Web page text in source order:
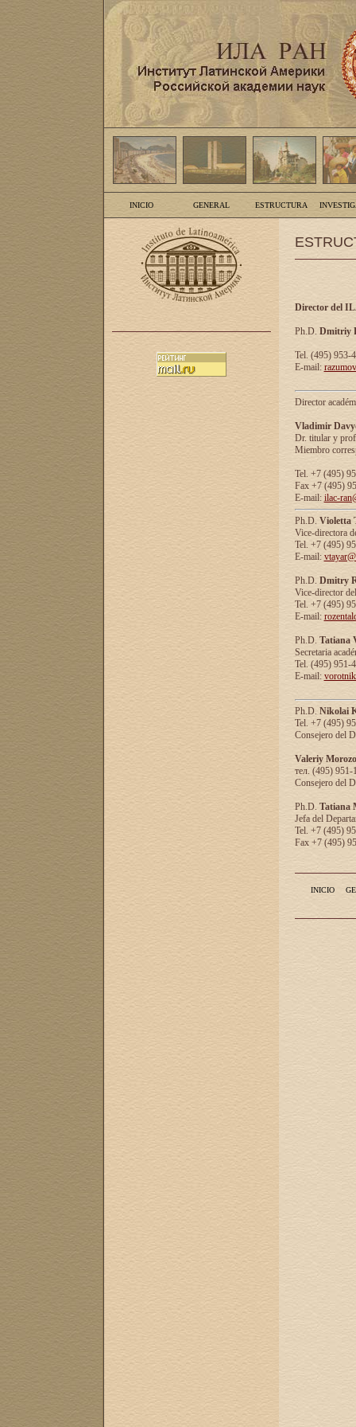
INICIO GENERAL ESTRUCTURA
Director del
Ph.D. Dmitriy
Tel. (495) 953-
E-mail:
Director
Vladimir
Dr. titular y
Miembro
Tel. +7 (495)
Fax +7 (495)
E-mail: ilac-
Ph.D. Violetta
Vice-directora
Tel. +7 (495)
E-mail:
Ph.D. Dmitry
Vice-director
Tel. +7 (495)
E-mail:
Ph.D. Tatiana
Secretaria
Tel. (495) 951-
E-mail:
Ph.D. Nikolai
Tel. +7 (495)
Consejero del
Valeriy
тел. (495) 951-
Consejero del
Ph.D. Tatiana
Jefa del
Tel. +7 (495)
Fax +7 (495)
INICIO